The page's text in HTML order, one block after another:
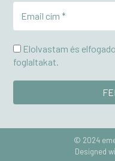
Elolvastam és
foglaltakat.
© 2024
Designed